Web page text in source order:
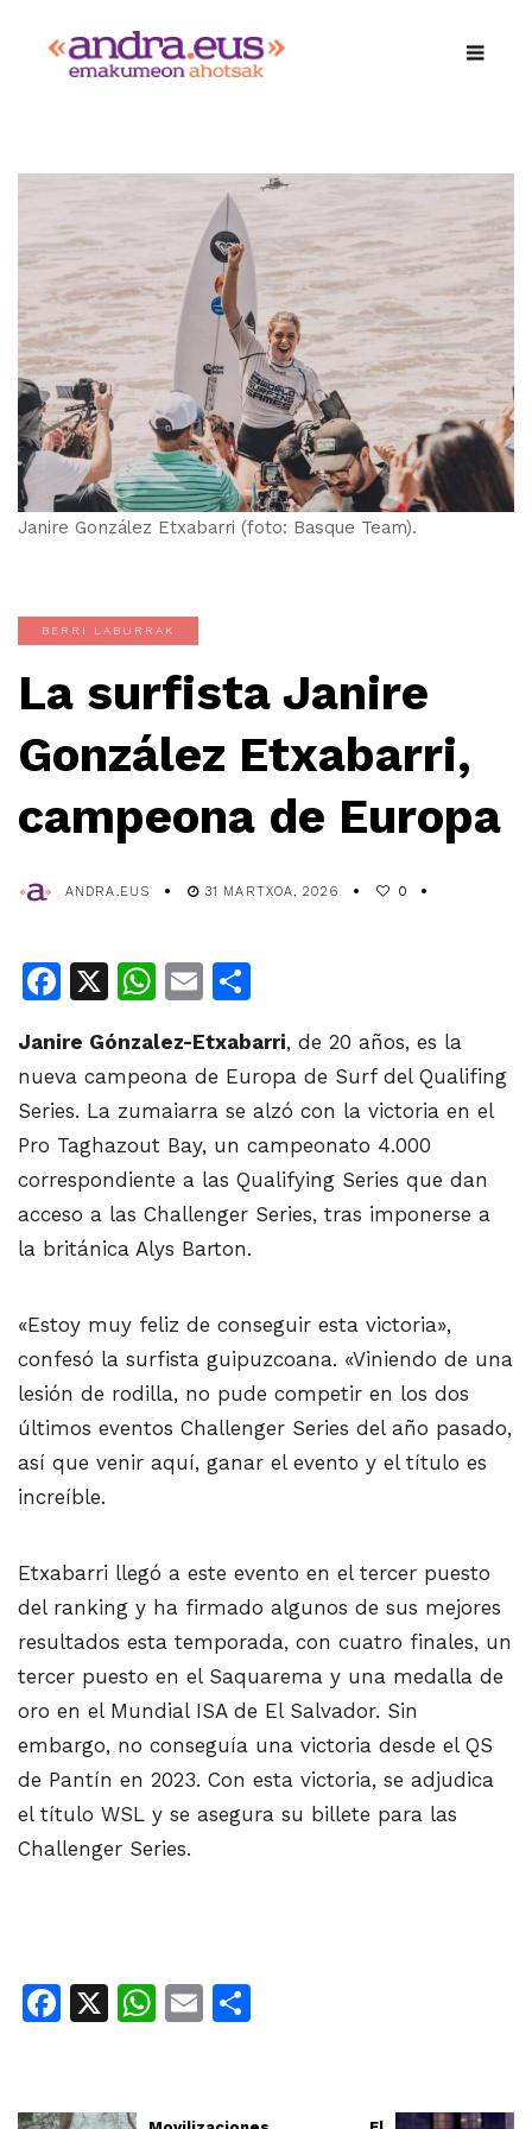
Janire González Etxabarri (foto: Basque Team).
BERRI LABURRAK
La surfista Janire
González Etxabarri,
campeona de Europa
ANDRA.EUS 31 MARTXOA, 2026 0
Facebook
X WhatsApp
Email
Janire Gónzalez-Etxabarri, de 20 años, es la
nueva campeona de Europa de Surf del Qualifing
Series. La zumaiarra se alzó con la victoria en el
Pro Taghazout Bay, un campeonato 4.000
correspondiente a las Qualifying Series que dan
acceso a las Challenger Series, tras imponerse a
la británica Alys Barton.
«Estoy muy feliz de conseguir esta victoria»,
confesó la surfista guipuzcoana. «Viniendo de una
lesión de rodilla, no pude competir en los dos
últimos eventos Challenger Series del año pasado,
así que venir aquí, ganar el evento y el título es
increíble.
Etxabarri llegó a este evento en el tercer puesto
del ranking y ha firmado algunos de sus mejores
resultados esta temporada, con cuatro finales, un
tercer puesto en el Saquarema y una medalla de
oro en el Mundial ISA de El Salvador. Sin
embargo, no conseguía una victoria desde el QS
de Pantín en 2023. Con esta victoria, se adjudica
el título WSL y se asegura su billete para las
Challenger Series.
Facebook
X WhatsApp
Email